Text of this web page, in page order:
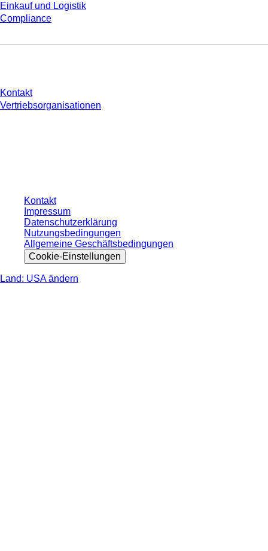
Einkauf und Logistik
Compliance
Kontakt
Vertriebsorganisationen
Kontakt
Impressum
Datenschutzerklärung
Nutzungsbedingungen
Allgemeine Geschäftsbedingungen
Cookie-Einstellungen
Land: USA ändern